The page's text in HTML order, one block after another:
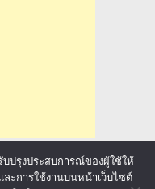
บปรุงประสบการณ์ของผู้ใช้ให้
ะการใช้งานบนหน้าเว็บไซต์